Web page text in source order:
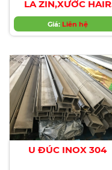
LA ZIN,XƯỚC HAIR
LINE/No.1
Giá: Liên hệ
U ĐÚC INOX 304